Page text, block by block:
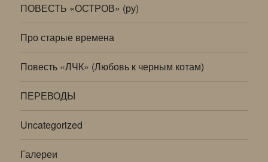
ПОВЕСТЬ «ОСТРОВ» (ру)
Про старые времена
Повесть «ЛЧК» (Любовь к черным котам)
ПЕРЕВОДЫ
Uncategorized
Галереи